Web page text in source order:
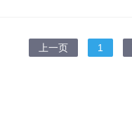
上一页 1